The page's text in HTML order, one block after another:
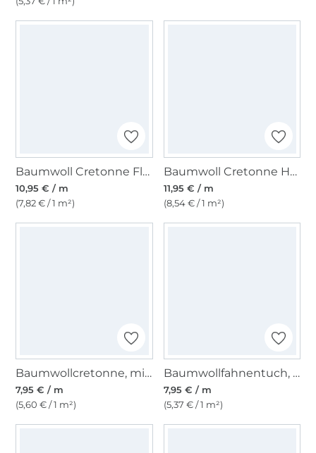
Baumwoll Cretonne Flowers, violett
10,95 € / m
(7,82 € / 1 m²)
Baumwoll Cretonne Hunde, beige
11,95 € / m
(8,54 € / 1 m²)
Baumwollcretonne, mittelgrün
7,95 € / m
(5,60 € / 1 m²)
Baumwollfahnentuch, kiwigrün
7,95 € / m
(5,37 € / 1 m²)